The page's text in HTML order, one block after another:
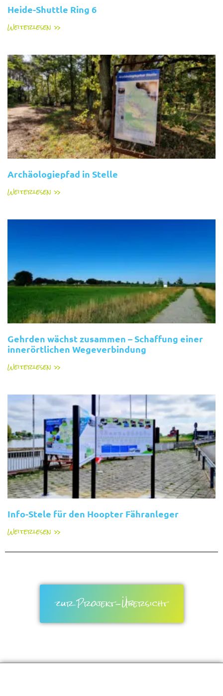
Heide-Shuttle Ring 6
Weiterlesen »
Archäologiepfad in Stelle
Weiterlesen »
Gehrden wächst zusammen – Schaffung einer
innerörtlichen Wegeverbindung
Weiterlesen »
Info-Stele für den Hoopter Fähranleger
Weiterlesen »
zur Projekt-Übersicht